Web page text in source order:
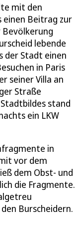
mit den
einen Beitrag zur
lebende
der Stadt einen
in Paris
seiner Villa an
Straße
stand
ein LKW
in
vor dem
dem Obst- und
die Fragmente.
Burscheidern.